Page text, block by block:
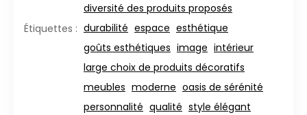
Étiquettes :
diversité des produits proposés
durabilité espace esthétique
goûts esthétiques image intérieur
large choix de produits décoratifs
meubles moderne oasis de sérénité
personnalité qualité style élégant